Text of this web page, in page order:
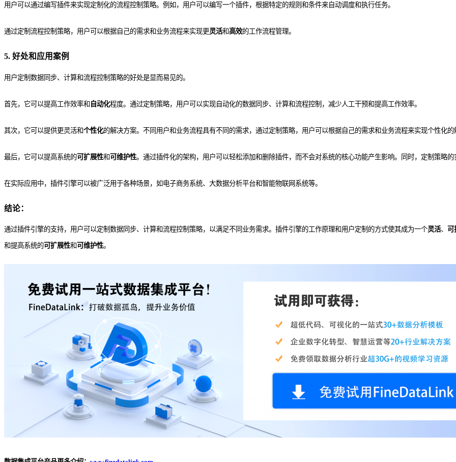
用户可以通过编写插件来实现定制化的流程控制策略。例如，用户可以编写一个插件，根据特定的规则和条件来自动调度和执行任务。
通过定制流程控制策略，用户可以根据自己的需求和业务流程来实现更灵活和高效的工作流程管理。
5. 好处和应用案例
用户定制数据同步、计算和流程控制策略的好处是显而易见的。
首先，它可以提高工作效率和自动化程度。通过定制策略，用户可以实现自动化的数据同步、计算和流程控制，减少人工干预和提高工作效率。
其次，它可以提供更灵活和个性化的解决方案。不同用户和业务流程具有不同的需求，通过定制策略，用户可以根据自己的需求和业务流程来实现个性化的
最后，它可以提高系统的可扩展性和可维护性。通过插件化的架构，用户可以轻松添加和删除插件，而不会对系统的核心功能产生影响。同时，定制策略的
在实际应用中，插件引擎可以被广泛用于各种场景，如电子商务系统、大数据分析平台和智能物联网系统等。
结论：
通过插件引擎的支持，用户可以定制数据同步、计算和流程控制策略，以满足不同业务需求。插件引擎的工作原理和用户定制的方式使其成为一个灵活、 可
和提高系统的可扩展性和 可维护性。